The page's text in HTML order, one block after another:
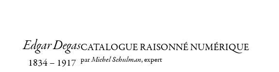
Edgar Degas
1834– 1917
CATALOGUE RAISONNÉ NUMÉRIQUE
parMichel Schulman, expert